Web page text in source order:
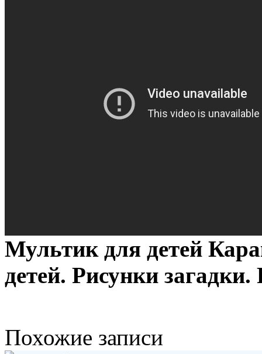
Мультик для детей
детей. Рисунки
Похожие записи